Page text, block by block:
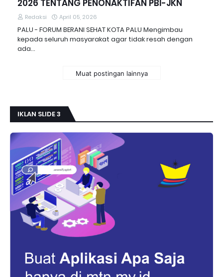
2026 TENTANG PENONAKTIFAN PBI-JKN
Redaksi April 05, 2026
PALU - FORUM BERANI SEHAT KOTA PALU Mengimbau
kepada seluruh masyarakat agar tidak resah dengan
ada…
Muat postingan lainnya
IKLAN SLIDE 3